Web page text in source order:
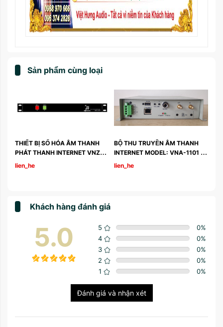
Sản phẩm cùng loại
THIẾT BỊ SỐ HÓA ÂM THANH
PHÁT THANH INTERNET VNZ-
U1
lien_he
BỘ THU TRUYỀN ÂM THANH
INTERNET MODEL: VNA-1101
(VER.3.3-2022)
lien_he
Khách hàng đánh giá
5.0 5 0%
4
0%
3
0%
2
0%
1
0%
Đánh giá và nhận xét